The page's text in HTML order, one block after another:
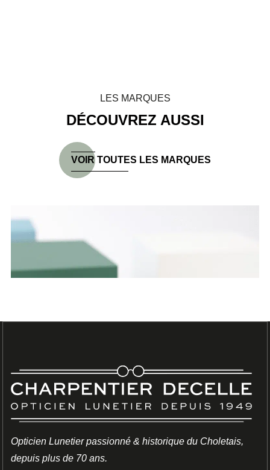
DÉCOUVREZ AUSSI
LES MARQUES
VOIR TOUTES LES MARQUES
LUNETTES
CUTLER AND GROSS
Opticien Lunetier passionné & historique du Choletais,
depuis plus de 70 ans.